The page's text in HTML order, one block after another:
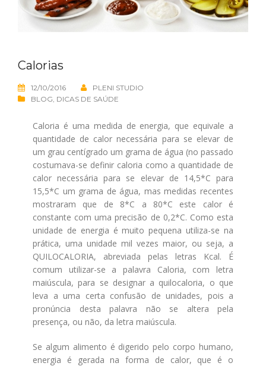
Calorias
12/10/2016
PLENI STUDIO
BLOG DICAS DE SAÚDE
Caloria é uma medida de energia, que equivale a
quantidade de calor necessária para se elevar de
um grau centígrado um grama de água (no passado
costumava-se definir caloria como a quantidade de
calor necessária para se elevar de 14,5*C para
15,5*C um grama de água, mas medidas recentes
mostraram que de 8*C a 80*C este calor é
constante com uma precisão de 0,2*C. Como esta
unidade de energia é muito pequena utiliza-se na
prática, uma unidade mil vezes maior, ou seja, a
QUILOCALORIA, abreviada pelas letras Kcal. É
comum utilizar-se a palavra Caloria, com letra
maiúscula, para se designar a quilocaloria, o que
leva a uma certa confusão de unidades, pois a
pronúncia desta palavra não se altera pela
presença, ou não, da letra maiúscula.
Se algum alimento é digerido pelo corpo humano,
energia é gerada na forma de calor, que é o